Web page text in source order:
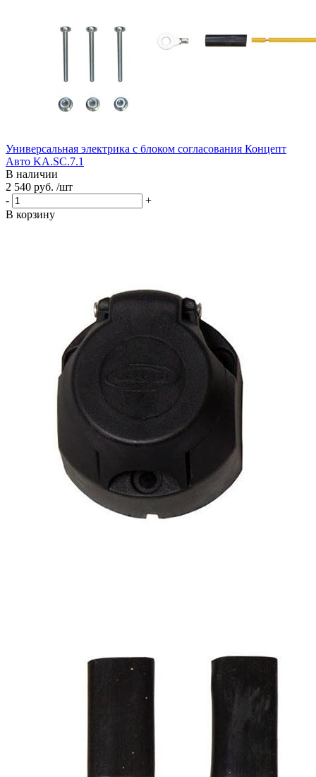
Универсальная электрика с блоком согласования Концепт
Авто KA.SC.7.1
В наличии
2 540 руб. /шт
-
+
В корзину